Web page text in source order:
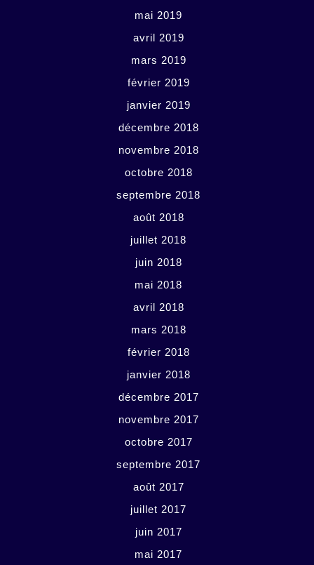
mai 2019
avril 2019
mars 2019
février 2019
janvier 2019
décembre 2018
novembre 2018
octobre 2018
septembre 2018
août 2018
juillet 2018
juin 2018
mai 2018
avril 2018
mars 2018
février 2018
janvier 2018
décembre 2017
novembre 2017
octobre 2017
septembre 2017
août 2017
juillet 2017
juin 2017
mai 2017